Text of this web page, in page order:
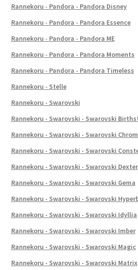
Rannekoru - Pandora - Pandora Disney
Rannekoru - Pandora - Pandora Essence
Rannekoru - Pandora - Pandora ME
Rannekoru - Pandora - Pandora Moments
Rannekoru - Pandora - Pandora Timeless
Rannekoru - Stelle
Rannekoru - Swarovski
Rannekoru - Swarovski - Swarovski
Rannekoru - Swarovski - Swarovski
Rannekoru - Swarovski - Swarovski
Rannekoru - Swarovski - Swarovski
Rannekoru - Swarovski - Swarovski Gema
Rannekoru - Swarovski - Swarovski
Rannekoru - Swarovski - Swarovski Idyllia
Rannekoru - Swarovski - Swarovski Imber
Rannekoru - Swarovski - Swarovski Magic
Rannekoru - Swarovski - Swarovski Matrix